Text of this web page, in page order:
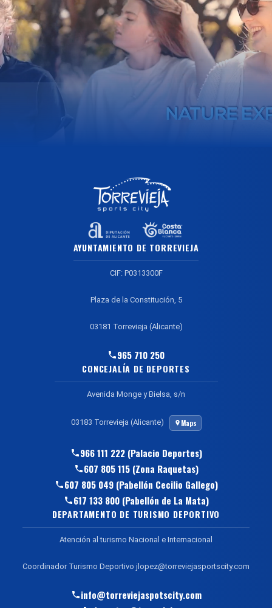
AYUNTAMIENTO DE TORREVIEJA
CIF: P0313300F
Plaza de la Constitución, 5
03181 Torrevieja (Alicante)
965 710 250
CONCEJALÍA DE DEPORTES
Avenida Monge y Bielsa, s/n
03183 Torrevieja (Alicante) Maps
966 111 222 (Palacio Deportes)
607 805 115 (Zona Raquetas)
607 805 049 (Pabellón Cecilio Gallego)
617 133 800 (Pabellón de La Mata)
DEPARTAMENTO DE TURISMO DEPORTIVO
Atención al turismo Nacional e Internacional
Coordinador Turismo Deportivo jlopez@torreviejasportscity.com
info@torreviejaspotscity.com